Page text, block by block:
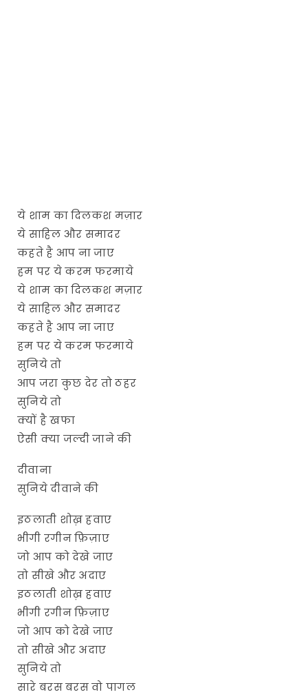
ये शाम का दिलकश मज़ार
ये साहिल और समादर
कहते है आप ना जाए
हम पर ये करम फरमाये
ये शाम का दिलकश मज़ार
ये साहिल और समादर
कहते है आप ना जाए
हम पर ये करम फरमाये
सुनिये तो
आप जरा कुछ देर तो ठहर
सुनिये तो
क्यों है खफा
ऐसी क्या जल्दी जाने की
दीवाना
सुनिये दीवाने की
इठलाती शोख़ हवाए
भीगी रगीन फ़िज़ाए
जो आप को देखे जाए
तो सीखे और अदाए
इठलाती शोख़ हवाए
भीगी रगीन फ़िज़ाए
जो आप को देखे जाए
तो सीखे और अदाए
सुनिये तो
सारे बरस बरस वो पागल